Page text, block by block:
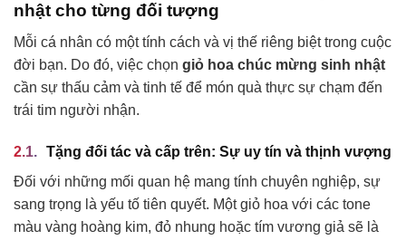
nhật cho từng đối tượng
Mỗi cá nhân có một tính cách và vị thế riêng biệt trong cuộc
đời bạn. Do đó, việc chọn giỏ hoa chúc mừng sinh nhật
cần sự thấu cảm và tinh tế để món quà thực sự chạm đến
trái tim người nhận.
Tặng đối tác và cấp trên: Sự uy tín và thịnh vượng
Đối với những mối quan hệ mang tính chuyên nghiệp, sự
sang trọng là yếu tố tiên quyết. Một giỏ hoa với các tone
màu vàng hoàng kim, đỏ nhung hoặc tím vương giả sẽ là